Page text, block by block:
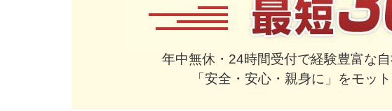
年中無休・24時間受付で経験豊富な
「安全・安心・親身に」をモッ